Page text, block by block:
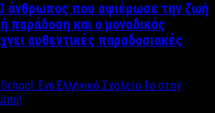
άνθρωπος που αφιέρωσε την ζωή
παράδοση και ο μοναδικός
αυθεντικές παραδοσιακές